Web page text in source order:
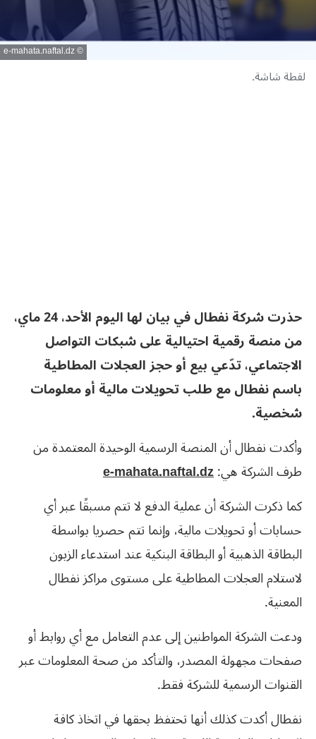
e-mahata.naftal.dz
لقطة شاشة.
حذرت شركة نفطال في بيان لها اليوم الأحد، 24 ماي،
من منصة رقمية احتيالية على شبكات التواصل
الاجتماعي، تدّعي بيع أو حجز العجلات المطاطية
باسم نفطال مع طلب تحويلات مالية أو معلومات
شخصية.
وأكدت نفطال أن المنصة الرسمية الوحيدة المعتمدة من
طرف الشركة هي:e-mahata.naftal.dz
كما ذكرت الشركة أن عملية الدفع لا تتم مسبقًا عبر أي
حسابات أو تحويلات مالية، وإنما تتم حصريا بواسطة
البطاقة الذهبية أو البطاقة البنكية عند استدعاء الزبون
لاستلام العجلات المطاطية على مستوى مراكز نفطال
المعنية.
ودعت الشركة المواطنين إلى عدم التعامل مع أي روابط أو
صفحات مجهولة المصدر، والتأكد من صحة المعلومات عبر
القنوات الرسمية للشركة فقط.
نفطال أكدت كذلك أنها تحتفظ بحقها في اتخاذ كافة